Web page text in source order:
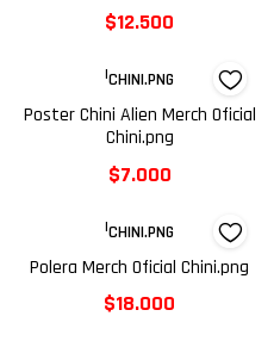
$12.500
|CHINI.PNG
Poster Chini Alien Merch Oficial
Chini.png
$7.000
|CHINI.PNG
Polera Merch Oficial Chini.png
$18.000